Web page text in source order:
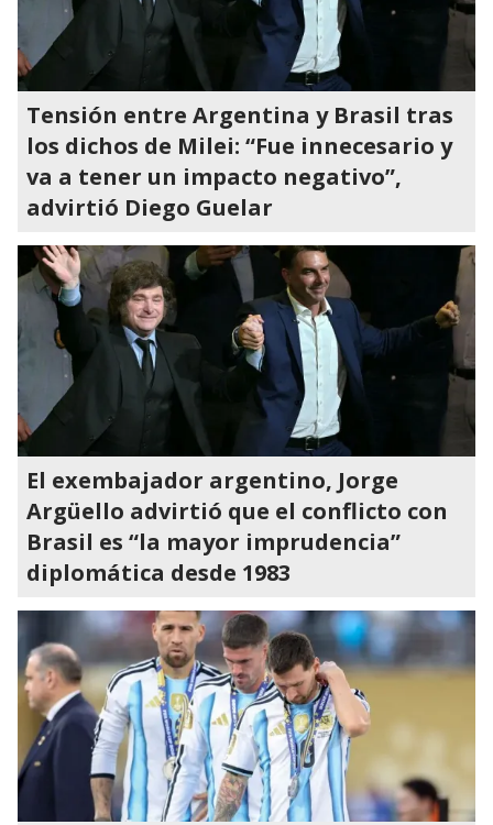
Tensión entre Argentina y Brasil tras
los dichos de Milei: “Fue innecesario y
va a tener un impacto negativo”,
advirtió Diego Guelar
El exembajador argentino, Jorge
Argüello advirtió que el conflicto con
Brasil es “la mayor imprudencia”
diplomática desde 1983